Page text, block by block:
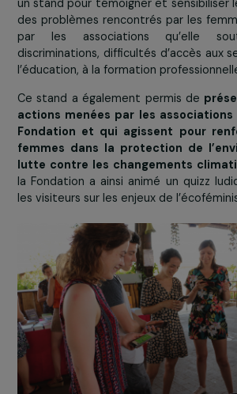
… et de sensibiliser le
cause des femmes en
Une vingtaine d’associations et
menant des projets éco-
social ont présenté leurs
associatif
. La Fondation RAJA-
un stand pour témoigner et
des problèmes rencontrés par les
par les associations qu’elle
discriminations, difficultés d’accès
l’éducation, à la formation
Ce stand a également permis de